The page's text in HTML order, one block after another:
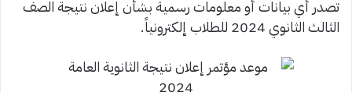
تصدر أي بيانات أو معلومات رسمية بشأن إعلان نتيجة الصف
الثالث الثانوي 2024 للطلاب إلكترونياً.